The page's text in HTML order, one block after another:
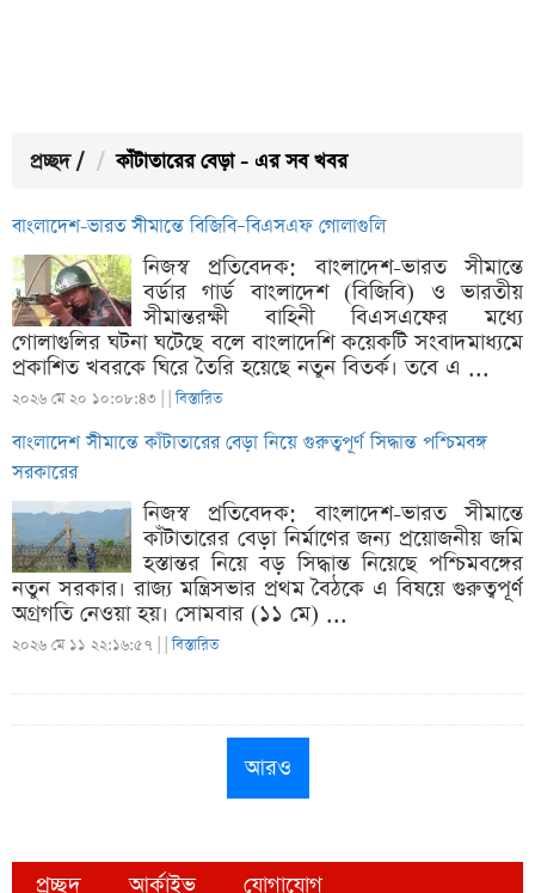
প্রচ্ছদ / কাঁটাতারের বেড়া - এর সব খবর
বাংলাদেশ-ভারত সীমান্তে বিজিবি–বিএসএফ গোলাগুলি
নিজস্ব প্রতিবেদক: বাংলাদেশ-ভারত সীমান্তে
বর্ডার গার্ড বাংলাদেশ (বিজিবি) ও ভারতীয়
সীমান্তরক্ষী বাহিনী বিএসএফের মধ্যে
গোলাগুলির ঘটনা ঘটেছে বলে বাংলাদেশি কয়েকটি সংবাদমাধ্যমে
প্রকাশিত খবরকে ঘিরে তৈরি হয়েছে নতুন বিতর্ক। তবে এ ...
২০২৬ মে ২০ ১০:০৮:৪৩ | |বিস্তারিত
বাংলাদেশ সীমান্তে কাঁটাতারের বেড়া নিয়ে গুরুত্বপূর্ণ সিদ্ধান্ত পশ্চিমবঙ্গ
সরকারের
নিজস্ব প্রতিবেদক: বাংলাদেশ-ভারত সীমান্তে
কাঁটাতারের বেড়া নির্মাণের জন্য প্রয়োজনীয় জমি
হস্তান্তর নিয়ে বড় সিদ্ধান্ত নিয়েছে পশ্চিমবঙ্গের
নতুন সরকার। রাজ্য মন্ত্রিসভার প্রথম বৈঠকে এ বিষয়ে গুরুত্বপূর্ণ
অগ্রগতি নেওয়া হয়। সোমবার (১১ মে) ...
২০২৬ মে ১১ ২২:১৬:৫৭ | |বিস্তারিত
আরও
প্রচ্ছদ আর্কাইভ যোগাযোগ